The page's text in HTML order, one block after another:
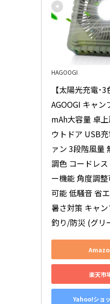
HAGOOGI
【太陽光充電･
AGOOGI キャ
mAh大容量 卓
ウトドア USB
ァン 3段階風量
調色 コードレ
ー機能 角度調
可能 低騒音 省
暑さ対策 キャ
釣り/防災 (グリ
楽天市
Yahoo!ショ